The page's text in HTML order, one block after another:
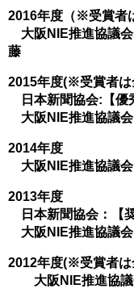
2016年度（※受賞者
大阪NIE推進協議
藤
2015年度(※受賞者は
日本新聞協会:【優
大阪NIE推進協議
2014年度
大阪NIE推進協議
2013年度
日本新聞協会：【
大阪NIE推進協議
2012年度(※受賞者は
大阪NIE推進協議